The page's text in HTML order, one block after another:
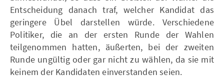
Entscheidung danach traf, welcher Kandidat das
geringere Übel darstellen würde. Verschiedene
Politiker, die an der ersten Runde der Wahlen
teilgenommen hatten, äußerten, bei der zweiten
Runde ungültig oder gar nicht zu wählen, da sie mit
keinem der Kandidaten einverstanden seien.